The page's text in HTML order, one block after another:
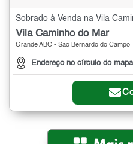
Vila Caminho do Mar
Grande ABC - São Bernardo do Campo
Endereço no círculo do mapa